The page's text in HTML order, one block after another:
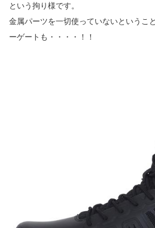
という拘り様です。
金属パーツを一切使っていないというこ
ーゲートも・・・・！！